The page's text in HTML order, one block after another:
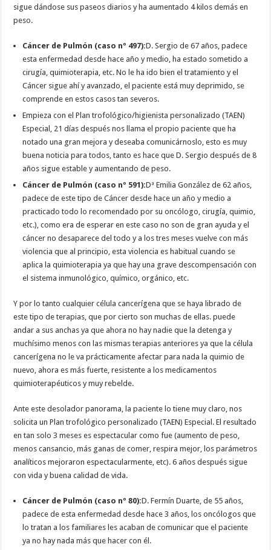
sigue dándose sus paseos diarios y ha aumentado 4 kilos demás en
peso.
Cáncer de Pulmón (caso nº 497):D. Sergio de 67 años, padece
esta enfermedad desde hace año y medio, ha estado sometido a
cirugía, quimioterapia, etc. No le ha ido bien el tratamiento y el
Cáncer sigue ahí y avanzado, el paciente está muy deprimido, se
comprende en estos casos tan severos.
Empieza con el Plan trofológico/higienista personalizado (TAEN)
Especial, 21 días después nos llama el propio paciente que ha
notado una gran mejora y deseaba comunicárnoslo, esto es muy
buena noticia para todos, tanto es hace que D. Sergio después de 8
años sigue estable y aumentando de peso.
Cáncer de Pulmón (caso nº 591):Dª Emilia González de 62 años,
padece de este tipo de Cáncer desde hace un año y medio a
practicado todo lo recomendado por su oncólogo, cirugía, quimio,
etc.), como era de esperar en este caso no son de gran ayuda y el
cáncer no desaparece del todo y a los tres meses vuelve con más
violencia que al principio, esta violencia es habitual cuando se
aplica la quimioterapia ya que hay una grave descompensación con
el sistema inmunológico, químico, orgánico, etc.
Y por lo tanto cualquier célula cancerígena que se haya librado de
este tipo de terapias, que por cierto son muchas de ellas. puede
andar a sus anchas ya que ahora no hay nadie que la detenga y
muchísimo menos con las mismas terapias anteriores ya que la célula
cancerígena no le va prácticamente afectar para nada la quimio de
nuevo, ahora es más fuerte, resistente a los medicamentos
quimioterapéuticos y muy rebelde.
Ante este desolador panorama, la paciente lo tiene muy claro, nos
solicita un Plan trofológico personalizado (TAEN) Especial. El resultado
en tan solo 3 meses es espectacular como fue (aumento de peso,
menos cansancio, más ganas de comer, respira mejor, los parámetros
analíticos mejoraron espectacularmente, etc). 6 años después sigue
con vida y buena calidad de vida.
Cáncer de Pulmón (caso nº 80):D. Fermín Duarte, de 55 años,
padece de esta enfermedad desde hace 3 años, los oncólogos que
lo tratan a los familiares les acaban de comunicar que el paciente
ya no hay nada más que hacer con él.